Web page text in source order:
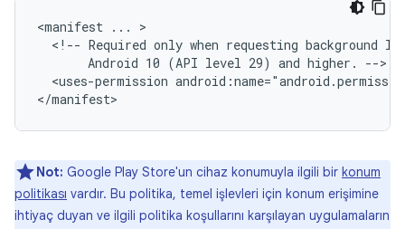
<manifest ...
<!-- Required only when requesting background
Android 10 (API level 29) and higher.
<uses-permission
Not: Google Play Store'un cihaz konumuyla ilgili bir konum
politikası vardır. Bu politika, temel işlevleri için konum erişimine
ihtiyaç duyan ve ilgili politika koşullarını karşılayan uygulamaların